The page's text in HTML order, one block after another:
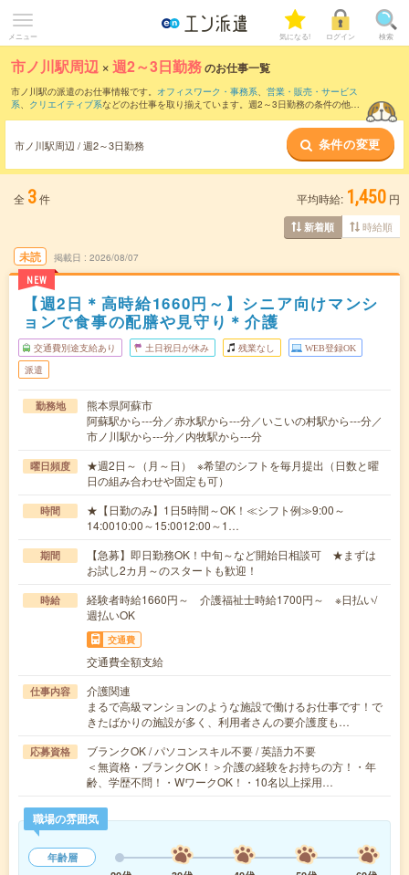
メニュー 気になる! ログイン 検索
市ノ川駅周辺 ×週2～3日勤務のお仕事一覧
市ノ川駅の派遣のお仕事情報です。 オフィスワーク・事務系、 営業・販売・サービス
系、 クリエイティブ系などのお仕事を取り揃えています。週2～3日勤務の条件の他
市ノ川駅周辺 / 週2～3日勤務 条件の変更
全 3件 平均時給: 1,450 円
新着順 時給順
未読
NEW
掲載日 2026/08/07
【週2日＊高時給1660円～】シニア向けマンシ
ョンで食事の配膳や見守り＊介護
交通費別途支給あり 土日祝日が休み 残業なし WEB登録OK
派遣
勤務地
熊本県阿蘇市
阿蘇駅から---分／赤水駅から---分／いこいの村駅から---分／
市ノ川駅から---分／内牧駅から---分
曜日頻度
★週2日～（月～日） ※希望のシフトを毎月提出（日数と曜
日の組み合わせや固定も可）
時間
★【日勤のみ】1日5時間～OK！≪シフト例≫9:00～
14:0010:00～15:0012:00～1…
期間
【急募】即日勤務OK！中旬～など開始日相談可 ★まずは
お試し2カ月～のスタートも歓迎！
時給
経験者時給1660円～ 介護福祉士時給1700円～ ※日払い/
週払いOK
交通費
交通費全額支給
仕事内容
介護関連
まるで高級マンションのような施設で働けるお仕事です！で
きたばかりの施設が多く、利用者さんの要介護度も…
応募資格
ブランクOK / パソコンスキル不要 / 英語力不要
＜無資格・ブランクOK！＞介護の経験をお持ちの方！・年
齢、学歴不問！・WワークOK！・10名以上採用…
職場の雰囲気
年齢層